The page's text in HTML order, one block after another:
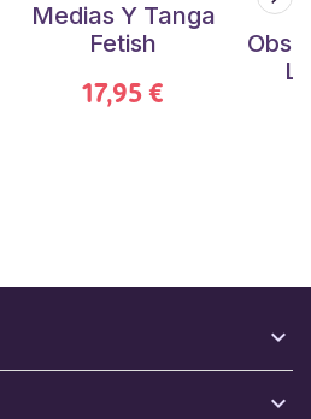
Medias Y Tanga
Fetish
17,95 €

